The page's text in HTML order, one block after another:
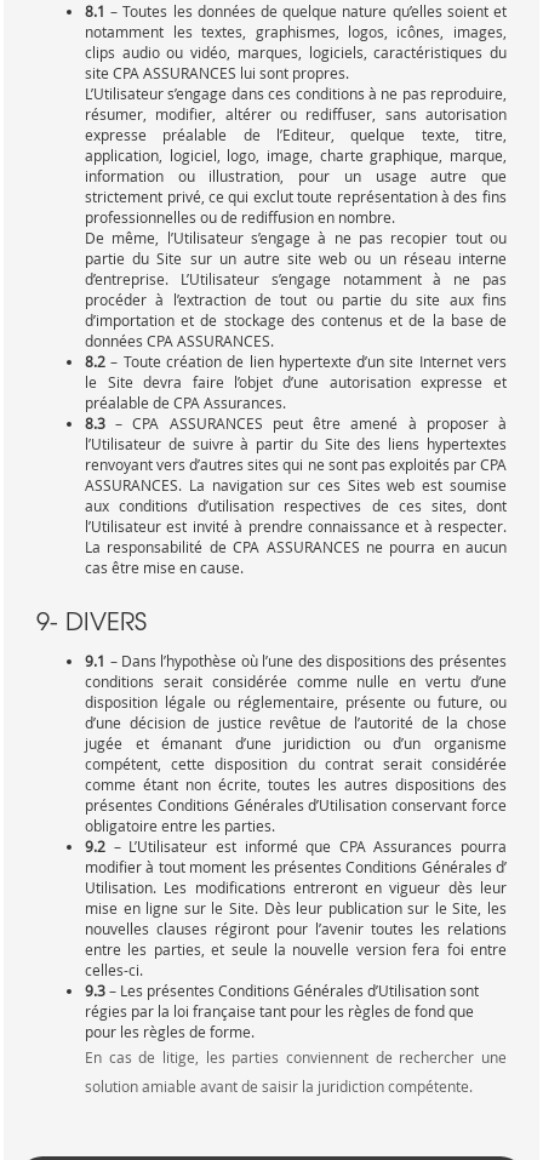
8.1 – Toutes les données de quelque nature qu’elles soient et
notamment les textes, graphismes, logos, icônes, images,
clips audio ou vidéo, marques, logiciels, caractéristiques du
site CPA ASSURANCES lui sont propres.
L’Utilisateur s’engage dans ces conditions à ne pas reproduire,
résumer, modifier, altérer ou rediffuser, sans autorisation
expresse préalable de l’Editeur, quelque texte, titre,
application, logiciel, logo, image, charte graphique, marque,
information ou illustration, pour un usage autre que
strictement privé, ce qui exclut toute représentation à des fins
professionnelles ou de rediffusion en nombre.
De même, l’Utilisateur s’engage à ne pas recopier tout ou
partie du Site sur un autre site web ou un réseau interne
d’entreprise. L’Utilisateur s’engage notamment à ne pas
procéder à l’extraction de tout ou partie du site aux fins
d’importation et de stockage des contenus et de la base de
données CPA ASSURANCES.
8.2 – Toute création de lien hypertexte d’un site Internet vers
le Site devra faire l’objet d’une autorisation expresse et
préalable de CPA Assurances.
8.3 – CPA ASSURANCES peut être amené à proposer à
l’Utilisateur de suivre à partir du Site des liens hypertextes
renvoyant vers d’autres sites qui ne sont pas exploités par CPA
ASSURANCES. La navigation sur ces Sites web est soumise
aux conditions d’utilisation respectives de ces sites, dont
l’Utilisateur est invité à prendre connaissance et à respecter.
La responsabilité de CPA ASSURANCES ne pourra en aucun
cas être mise en cause.
9- DIVERS
9.1 – Dans l’hypothèse où l’une des dispositions des présentes
conditions serait considérée comme nulle en vertu d’une
disposition légale ou réglementaire, présente ou future, ou
d’une décision de justice revêtue de l’autorité de la chose
jugée et émanant d’une juridiction ou d’un organisme
compétent, cette disposition du contrat serait considérée
comme étant non écrite, toutes les autres dispositions des
présentes Conditions Générales d’Utilisation conservant force
obligatoire entre les parties.
9.2 – L’Utilisateur est informé que CPA Assurances pourra
modifier à tout moment les présentes Conditions Générales d’
Utilisation. Les modifications entreront en vigueur dès leur
mise en ligne sur le Site. Dès leur publication sur le Site, les
nouvelles clauses régiront pour l’avenir toutes les relations
entre les parties, et seule la nouvelle version fera foi entre
celles-ci.
9.3– Les présentes Conditions Générales d’Utilisation sont
régies par la loi française tant pour les règles de fond que
pour les règles de forme.
En cas de litige, les parties conviennent de rechercher une
solution amiable avant de saisir la juridiction compétente.